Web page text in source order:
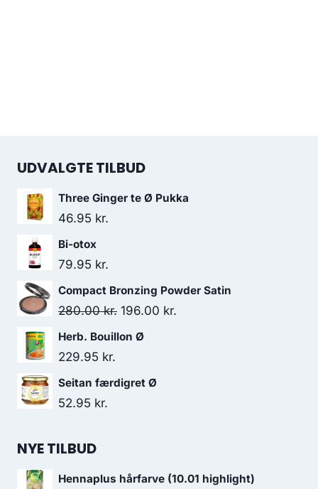
UDVALGTE TILBUD
Three Ginger te Ø Pukka
46.95 kr.
Bi-otox
79.95 kr.
Compact Bronzing Powder Satin
280.00kr. Den
oprindelige
196.00 kr.
Herb. Bouillon Ø
229.95 kr.
Seitan færdigret Ø
52.95 kr.
NYE TILBUD
Hennaplus hårfarve (10.01 highlight)